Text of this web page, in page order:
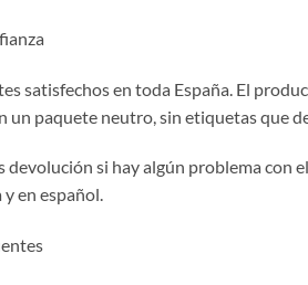
satisfechos en toda España. El
un paquete neutro, sin etiquetas que
devolución si hay algún problema con
en español.